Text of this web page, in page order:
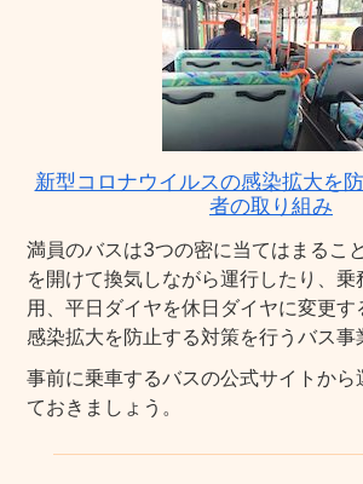
新型コロナウイルスの感染拡大を
者の取り組み
満員のバスは3つの密に当てはまるこ
を開けて換気しながら運行したり、
用、平日ダイヤを休日ダイヤに変更す
感染拡大を防止する対策を行うバス事
事前に乗車するバスの公式サイトから
ておきましょう。